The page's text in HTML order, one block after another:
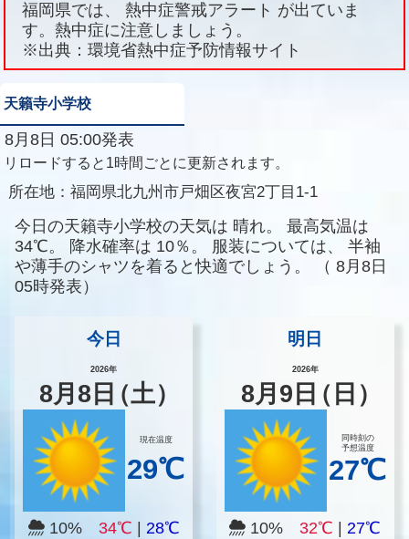
福岡県では、 熱中症警戒アラート が出ていま
す。熱中症に注意しましょう。
※出典：環境省熱中症予防情報サイト
天籟寺小学校
8月8日 05:00発表
リロードすると1時間ごとに更新されます。
所在地： 福岡県北九州市戸畑区夜宮2丁目1-1
今日の天籟寺小学校の天気は 晴れ。
最高気温は
34℃。
降水確率は 10％。 服装については、
半袖
や薄手のシャツを着ると快適でしょう。
（ 8月8日
05時発表）
今日
2026年
8月8 日（土）
現在温度
29℃
10% 34℃ 28℃
明日
2026年
8月 9 日（日）
同時刻の
予想温度
27℃
10%32℃ |27℃